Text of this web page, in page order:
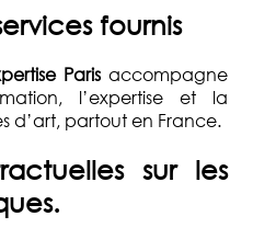
fournis
Parisaccompagne
l’expertise et la
d’art, partout en France.
sur les